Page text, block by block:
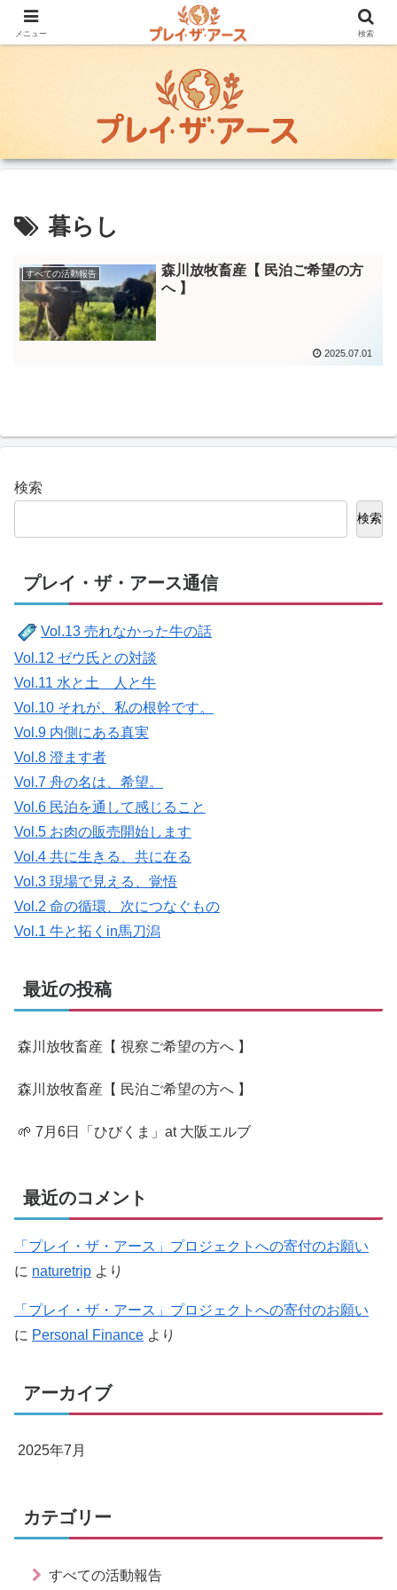
地域の暮らしを継承し, 自然環境と調和する持続可能な社会づくりに貢献した
い
暮らし
すべての活動報告
森川放牧畜産【 民泊ご希望の方
へ 】
2025.07.01
検索
検索
プレイ・ザ・アース通信
Vol.13 売れなかった牛の話
Vol.12 ゼウ氏との対談
Vol.11 水と土 人と牛
Vol.10 それが、私の根幹です。
Vol.9 内側にある真実
Vol.8 澄ます者
Vol.7 舟の名は、希望。
Vol.6 民泊を通して感じること
Vol.5 お肉の販売開始します
Vol.4 共に生きる、共に在る
Vol.3 現場で見える、覚悟
Vol.2 命の循環、次につなぐもの
Vol.1 牛と拓くin馬刀潟
最近の投稿
森川放牧畜産【 視察ご希望の方へ 】
森川放牧畜産【 民泊ご希望の方へ 】
🌱 7月6日「ひびくま」at 大阪エルブ
最近のコメント
「プレイ・ザ・アース」プロジェクトへの寄付のお願い
に naturetrip より
「プレイ・ザ・アース」プロジェクトへの寄付のお願い
に Personal Finance より
アーカイブ
2025年7月
カテゴリー
すべての活動報告
メニュー 検索